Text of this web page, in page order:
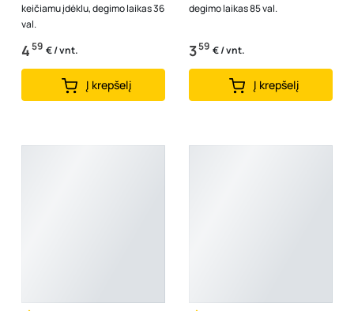
keičiamu įdėklu, degimo laikas 36
val.
459 € / vnt.
Į krepšelį
degimo laikas 85 val.
359 € / vnt.
Į krepšelį